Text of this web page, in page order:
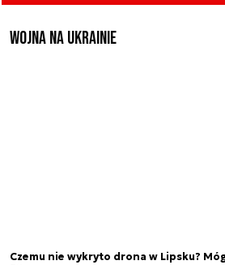
Wojna na Ukrainie
Czemu nie wykryto drona w Lipsku?